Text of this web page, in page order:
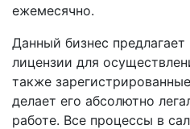
ежемесячно.
Данный бизнес
лицензии для
также
делает его абсолютно
работе. Все процессы в